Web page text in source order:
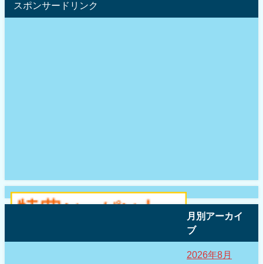
スポンサードリンク
月別アーカイ
ブ
2026年8月